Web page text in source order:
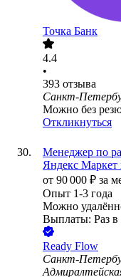
Точка Банк
4.4
•
393 отзыва
Санкт-
Можно без
Откликнуться
Менеджер по
Яндекс Маркет
от 90 000 ₽ за
Опыт 1-3 года
Можно
Выплаты: Раз в
Ready Flow
Санкт-